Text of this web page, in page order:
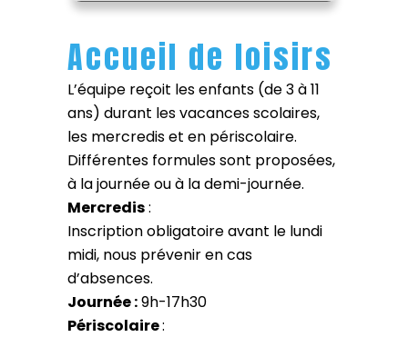
Accueil de loisirs
L’équipe reçoit les enfants (de 3 à 11
ans) durant les vacances scolaires,
les mercredis et en périscolaire.
Différentes formules sont proposées,
à la journée ou à la demi-journée.
Mercredis:
Inscription obligatoire avant le lundi
midi, nous prévenir en cas
d’absences.
Journée :9h-17h30
Périscolaire: